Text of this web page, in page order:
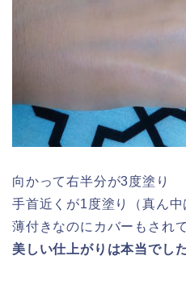
向かって右半分が3度塗り
手首近くが1度塗り（真ん中
薄付きなのにカバーもされ
美しい仕上がりは本当でし